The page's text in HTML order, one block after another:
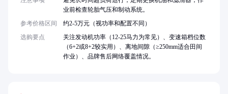
业前检查轮胎气压和制动系统。
参考价格区间
约2-5万元（视功率和配置不同）
选购要点
关注发动机功率（12-25马力为常见）、变速箱档位数
（6+2或8+2较实用）、离地间隙（≥250mm适合田间
作业）、品牌售后网络覆盖情况。